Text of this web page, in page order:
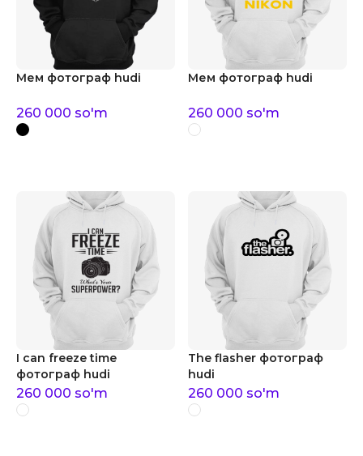
Мем фотограф hudi
260 000 so'm
Мем фотограф hudi
260 000 so'm
I can freeze time
фотограф hudi
260 000 so'm
The flasher фотограф
hudi
260 000 so'm